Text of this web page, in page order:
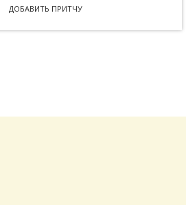
ДОБАВИТЬ ПРИТЧУ